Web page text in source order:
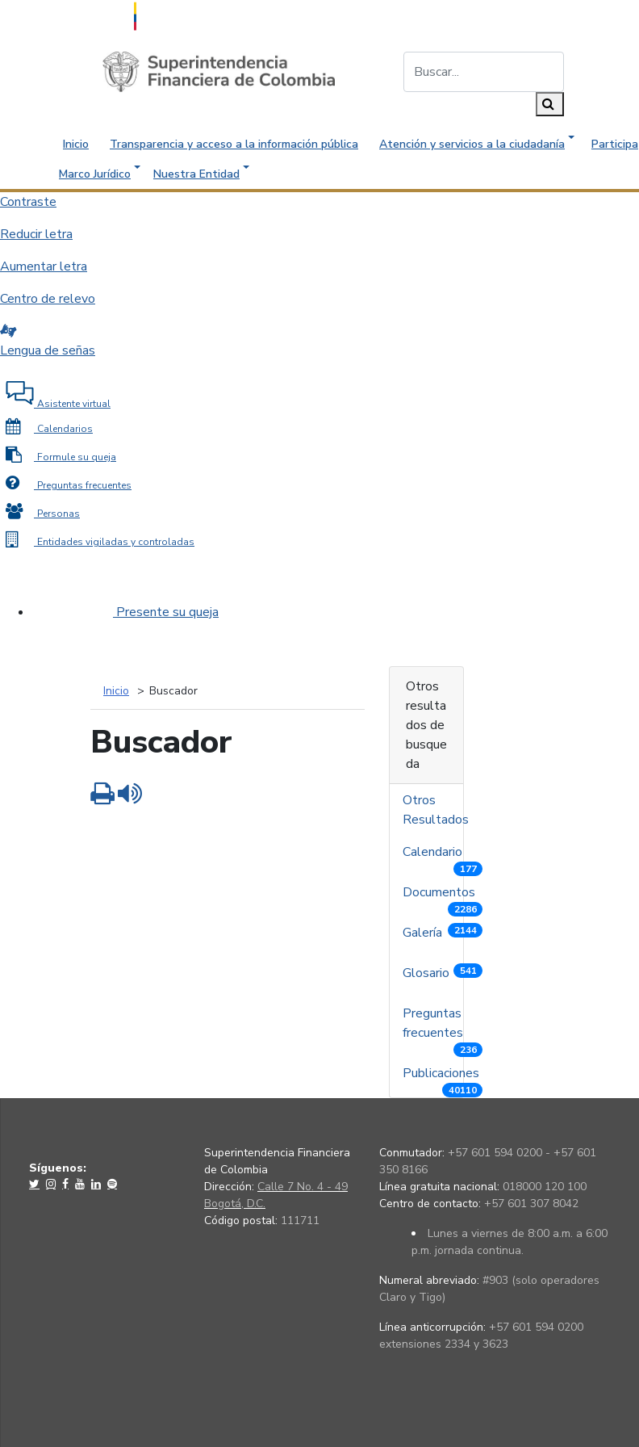
Saltar al contenido principal
Inicio Transparencia y acceso a la información pública Atención y servicios a la ciudadanía Participa
Marco Jurídico
Nuestra Entidad
Contraste
Reducir letra
Aumentar letra
Centro de relevo
Lengua de señas
Asistente virtual
Calendarios
Formule su queja
Preguntas frecuentes
Personas
Entidades vigiladas y controladas
Presente su queja
Inicio Buscador
Buscador
Imprimir
Otros
resulta
dos de
busque
da
Otros
Resultados
Calendario
177
Documentos
2286
Galería 2144
Glosario 541
Preguntas
frecuentes
236
Publicaciones
40110
Síguenos:
Superintendencia Financiera
de Colombia
Dirección: Calle 7 No. 4 - 49
Bogotá, D.C.
Código postal: 111711
Conmutador: +57 601 594 0200 - +57 601
350 8166
Línea gratuita nacional: 018000 120 100
Centro de contacto: +57 601 307 8042
Lunes a viernes de 8:00 a.m. a 6:00
p.m. jornada continua.
Numeral abreviado: #903 (solo operadores
Claro y Tigo)
Línea anticorrupción: +57 601 594 0200
extensiones 2334 y 3623